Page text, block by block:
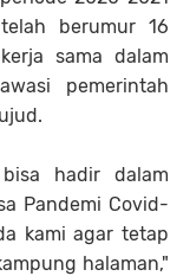
berumur 16
sama dalam
pemerintah
hadir dalam
Pandemi Covid-
kami agar tetap
halaman,"